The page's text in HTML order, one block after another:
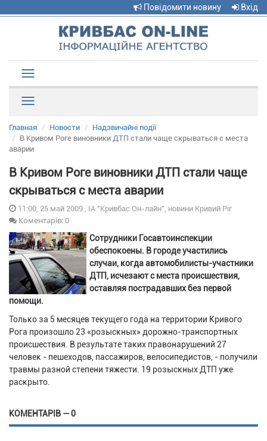
Повідомити новину Вхід
navigation
Главная Новости
Надзвичайні події
В Кривом Роге виновники ДТП стали чаще скрываться с места
аварии
В Кривом Роге виновники ДТП стали чаще
скрываться с места аварии
11:00, 25 май 2009 , ІА "Кривбас Он-лайн", новини Кривий Ріг
Коментарів: 0
Сотрудники Госавтоинспекции
обеспокоены. В городе участились
случаи, когда автомобилисты-участники
ДТП, исчезают с места происшествия,
оставляя пострадавших без первой
помощи.
Только за 5 месяцев текущего года на территории Кривого
Рога произошло 23 «розыскных» дорожно-транспортных
происшествия. В результате таких правонарушений 27
человек - пешеходов, пассажиров, велосипедистов, - получили
травмы разной степени тяжести. 19 розыскных ДТП уже
раскрыто.
КОМЕНТАРІВ — 0